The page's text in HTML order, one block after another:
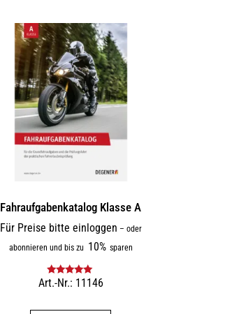
Fahraufgabenkatalog Klasse A
Für Preise bitte einloggen – oder
abonnieren und bis zu 10% sparen
Bewertet mit
Art.-Nr.: 11146